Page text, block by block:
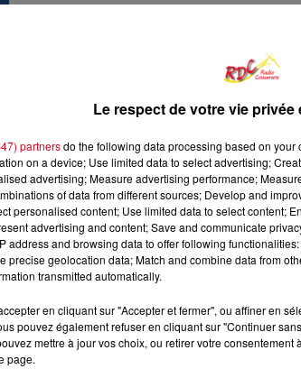
Le respect de votre vie
partnersdo the following data processing based on
on a device; Use limited data to select advertising;
advertising; Measure advertising performance;
of data from different sources; Develop and
personalised content; Use limited data to select content;
advertising and content; Save and communicate
address and browsing data to offer following
precise geolocation data; Match and combine data from
transmitted automatically.
en cliquant sur "Accepter et fermer", ou affiner en
pouvez également refuser en cliquant sur "Continuer
mettre à jour vos choix, ou retirer votre
page.